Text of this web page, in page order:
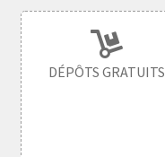
DÉPÔTS GRATUITS